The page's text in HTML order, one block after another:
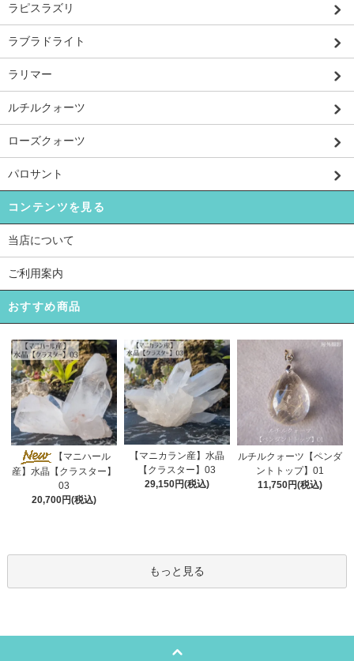
ラピスラズリ
ラブラドライト
ラリマー
ルチルクォーツ
ローズクォーツ
パロサント
コンテンツを見る
当店について
ご利用案内
おすすめ商品
【マニハール
産】水晶【クラスター】
03
20,700円(税込)
【マニカラン産】水晶
【クラスター】03
29,150円(税込)
ルチルクォーツ【ペンダ
ントトップ】01
11,750円(税込)
もっと見る